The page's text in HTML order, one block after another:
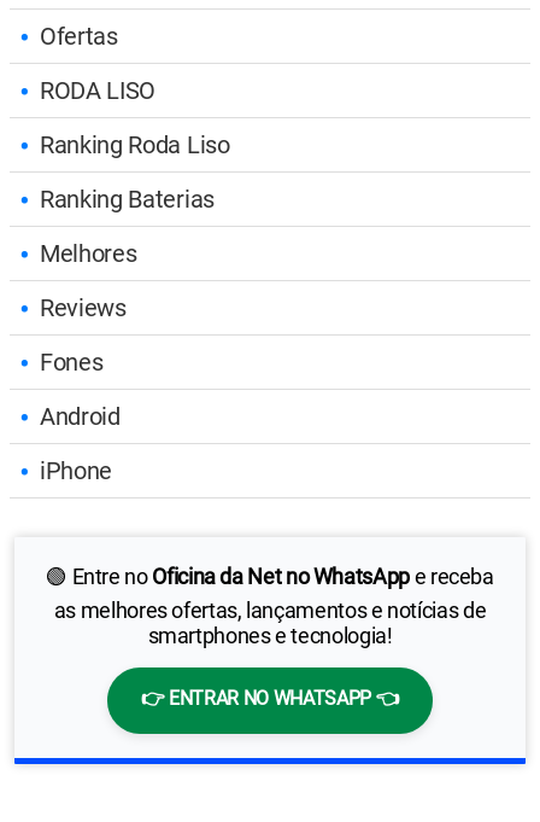
Ofertas
RODA LISO
Ranking Roda Liso
Ranking Baterias
Melhores
Reviews
Fones
Android
iPhone
🟢 Entre noOficina da Net no WhatsAppe receba
as melhores ofertas, lançamentos e notícias de
smartphones e tecnologia!
👉 ENTRAR NO WHATSAPP 👈